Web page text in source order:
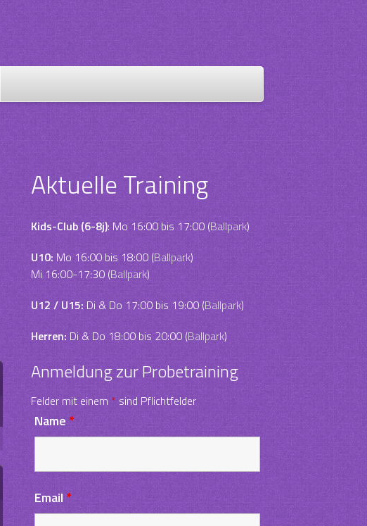
Aktuelle Training
Kids-Club (6-8j): Mo 16:00 bis 17:00 (Ballpark)
U10:Mo 16:00 bis 18:00 (Ballpark)
Mi 16:00-17:30 (Ballpark)
U12 / U15:Di & Do 17:00 bis 19:00 (Ballpark)
Herren:Di & Do 18:00 bis 20:00 (Ballpark)
Anmeldung zur Probetraining
Felder mit einem*sind Pflichtfelder
Name*
Email *